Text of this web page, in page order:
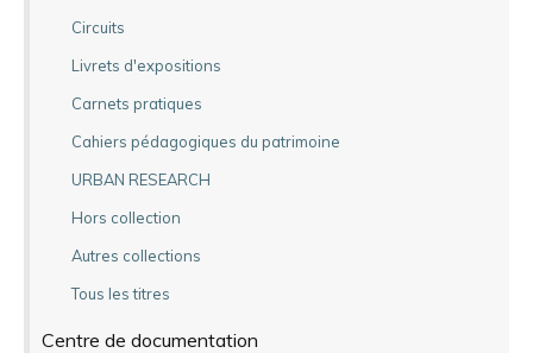
Circuits
Livrets d'expositions
Carnets pratiques
Cahiers pédagogiques du patrimoine
URBAN RESEARCH
Hors collection
Autres collections
Tous les titres
Centre de documentation